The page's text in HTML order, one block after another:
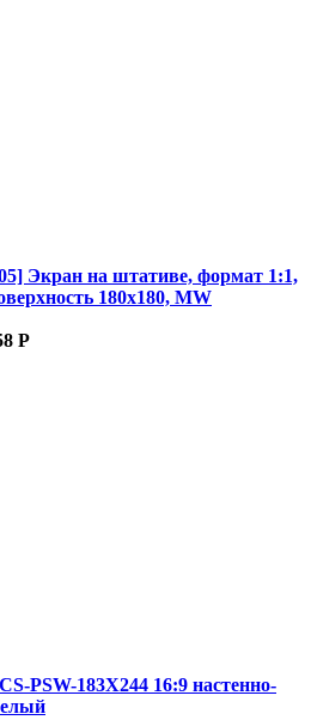
Экран на штативе, формат 1:1,
180x180, MW
Р
PSW-183X244 16:9 настенно-